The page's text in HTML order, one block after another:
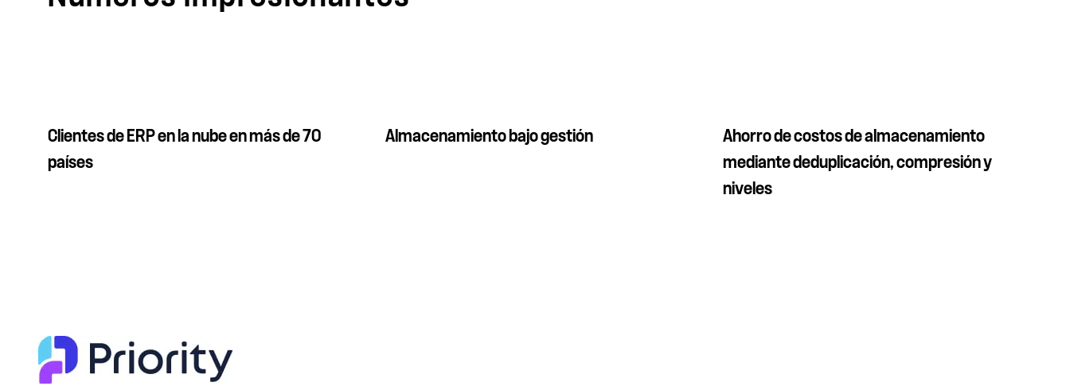
Clientes de ERP en la nube en más de 70
países
Almacenamiento bajo gestión
Ahorro de costos de almacenamiento
mediante deduplicación, compresión y
niveles